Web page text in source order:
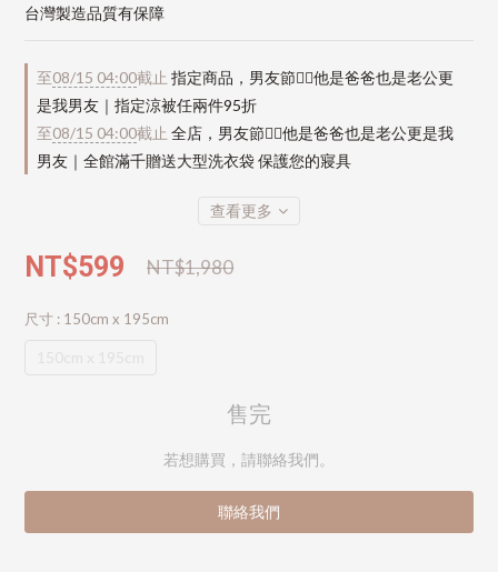
台灣製造品質有保障
至08/15 04:00截止 指定商品，男友節👱‍♂️他是爸爸也是老公更
是我男友｜指定涼被任兩件95折
至08/15 04:00截止 全店，男友節👱‍♂️他是爸爸也是老公更是我
男友｜全館滿千贈送大型洗衣袋 保護您的寢具
查看更多
NT$599 NT$1,980
尺寸 : 150cm x 195cm
售完
若想購買，請聯絡我們。
聯絡我們